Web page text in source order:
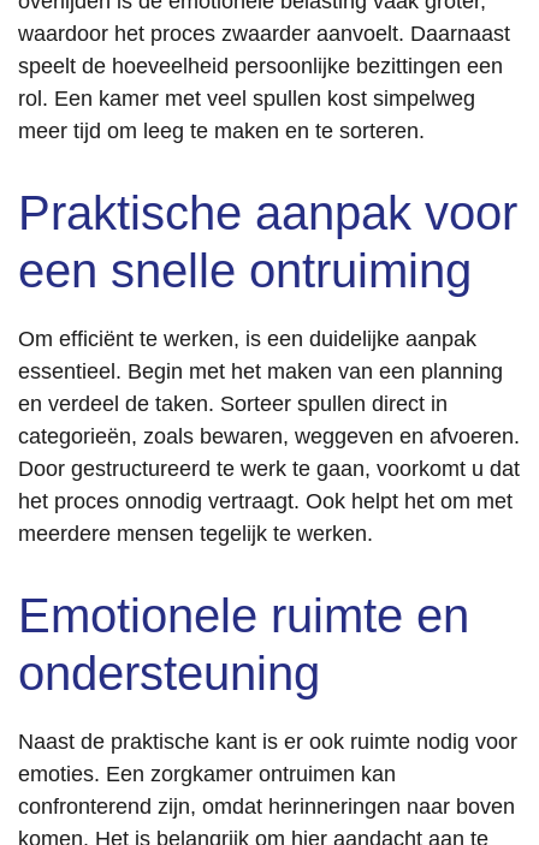
waardoor het proces zwaarder aanvoelt. Daarnaast
speelt de hoeveelheid persoonlijke bezittingen een
rol. Een kamer met veel spullen kost simpelweg
meer tijd om leeg te maken en te sorteren.
Praktische aanpak voor
een snelle ontruiming
Om efficiënt te werken, is een duidelijke aanpak
essentieel. Begin met het maken van een planning
en verdeel de taken. Sorteer spullen direct in
categorieën, zoals bewaren, weggeven en afvoeren.
Door gestructureerd te werk te gaan, voorkomt u dat
het proces onnodig vertraagt. Ook helpt het om met
meerdere mensen tegelijk te werken.
Emotionele ruimte en
ondersteuning
Naast de praktische kant is er ook ruimte nodig voor
emoties. Een zorgkamer ontruimen kan
confronterend zijn, omdat herinneringen naar boven
komen. Het is belangrijk om hier aandacht aan te